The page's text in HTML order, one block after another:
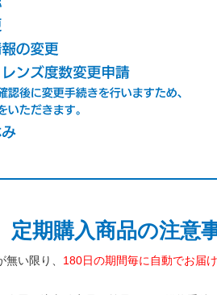
定期購入商品の注意
い限り、 180日の期間毎に自動でお届